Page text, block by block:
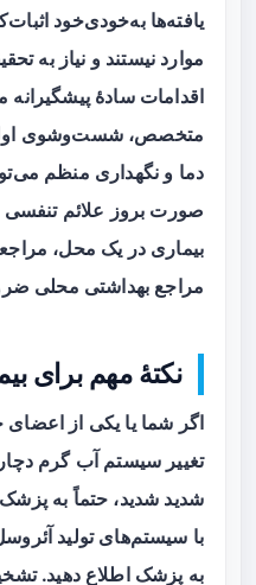
یافته‌ها به‌خودی‌خود
موارد نیستند و نیاز به
اقدامات سادهٔ
متخصص، شست‌وشوی
دما و نگهداری منظم
صورت بروز علائم تنفسی
بیماری در یک محل،
مراجع بهداشتی محلی
نکتهٔ مهم برای
اگر شما یا یکی از اعضای
تغییر سیستم آب گرم
شدید شدید، حتماً به
با سیستم‌های تولید
به پزشک اطلاع دهید.